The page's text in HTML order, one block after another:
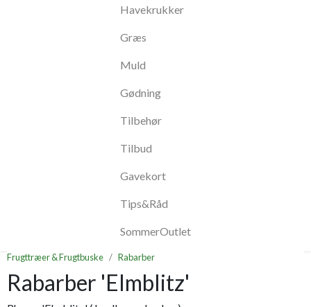
Havekrukker
Græs
Muld
Gødning
Tilbehør
Tilbud
Gavekort
Tips&Råd
SommerOutlet
Frugttræer & Frugtbuske Rabarber
Rabarber 'Elmblitz'